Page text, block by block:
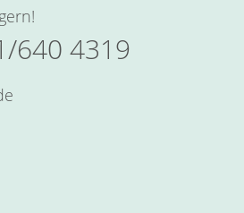
640 4319